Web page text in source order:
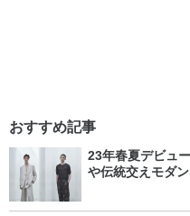
おすすめ記事
23年春夏デビュ
や伝統交えモダ